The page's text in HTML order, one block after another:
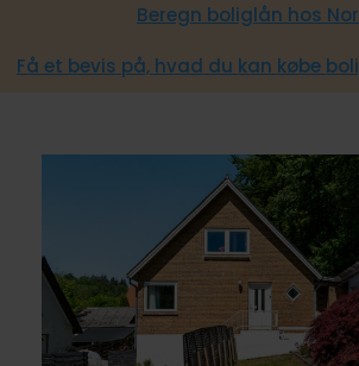
Beregn boliglån hos
Få et bevis på, hvad du kan købe